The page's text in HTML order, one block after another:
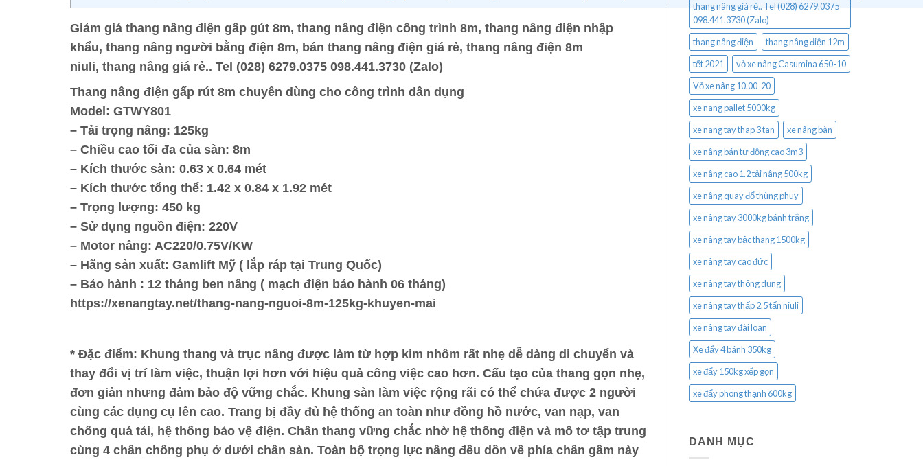
Giảm giá thang nâng điện gấp gút 8m, thang nâng điện công trình 8m, thang nâng điện nhập
khẩu, thang nâng người bằng điện 8m, bán thang nâng điện giá rẻ, thang nâng điện 8m
niuli, thang nâng giá rẻ.. Tel (028) 6279.0375 098.441.3730 (Zalo)
Thang nâng điện gấp rút 8m chuyên dùng cho công trình dân dụng
Model: GTWY801
– Tải trọng nâng: 125kg
– Chiều cao tối đa của sàn: 8m
– Kích thước sàn: 0.63 x 0.64 mét
– Kích thước tổng thể: 1.42 x 0.84 x 1.92 mét
– Trọng lượng: 450 kg
– Sử dụng nguồn điện: 220V
– Motor nâng: AC220/0.75V/KW
– Hãng sản xuất: Gamlift Mỹ ( lắp ráp tại Trung Quốc)
– Bảo hành : 12 tháng ben nâng ( mạch điện bảo hành 06 tháng)
https://xenangtay.net/thang-nang-nguoi-8m-125kg-khuyen-mai
* Đặc điểm: Khung thang và trục nâng được làm từ hợp kim nhôm rất nhẹ dễ dàng di chuyển và
thay đổi vị trí làm việc, thuận lợi hơn với hiệu quả công việc cao hơn. Cấu tạo của thang gọn nhẹ,
đơn giản nhưng đảm bảo độ vững chắc. Khung sàn làm việc rộng rãi có thể chứa được 2 người
cùng các dụng cụ lên cao. Trang bị đầy đủ hệ thống an toàn như đồng hồ nước, van nạp, van
chống quá tải, hệ thống bảo vệ điện. Chân thang vững chắc nhờ hệ thống điện và mô tơ tập trung
cùng 4 chân chống phụ ở dưới chân sàn. Toàn bộ trọng lực nâng đều dồn về phía chân gầm này
thang nâng giá rẻ.. Tel (028) 6279.0375
098.441.3730 (Zalo)
thang nâng điện
thang nâng điện 12m
tết 2021
vỏ xe nâng Casumina 650-10
Vỏ xe nâng 10.00-20
xe nang pallet 5000kg
xe nang tay thap 3 tan
xe nâng bàn
xe nâng bán tự động cao 3m3
xe nâng cao 1.2 tải nâng 500kg
xe nâng quay đổ thùng phuy
xe nâng tay 3000kg bánh trắng
xe nâng tay bậc thang 1500kg
xe nâng tay cao đức
xe nâng tay thông dụng
xe nâng tay thấp 2.5 tấn niuli
xe nâng tay đài loan
Xe đẩy 4 bánh 350kg
xe đẩy 150kg xếp gọn
xe đẩy phong thạnh 600kg
DANH MỤC